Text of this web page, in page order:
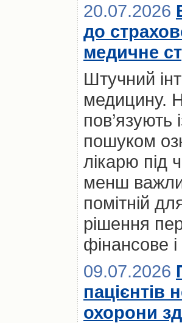
20.07.2026
до
медичне
Штучний
медицину.
пошуком
лікарю під
менш
помітній
рішення
фінансове
09.07.2026
пацієнтів
охорони